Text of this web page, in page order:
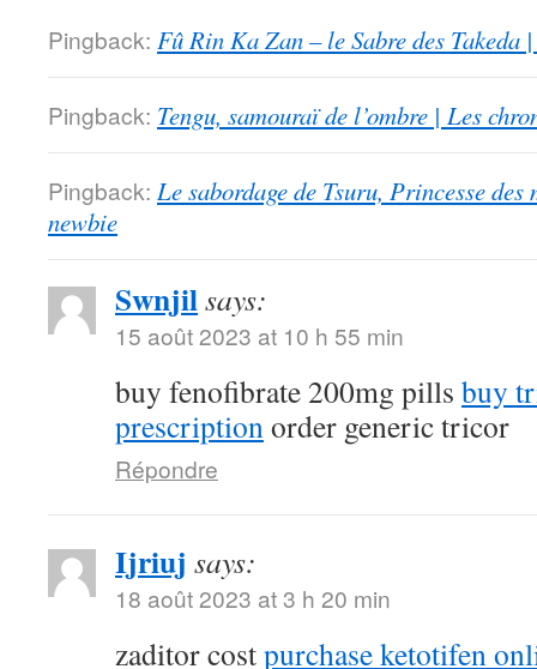
Pingback: Fû Rin Ka Zan – le Sabre des Takeda
Pingback: Tengu, samouraï de l’ombre | Les
Pingback: Le sabordage de Tsuru, Princesse
newbie
Swnjilsays:
15 août 2023 at 10 h 55 min
buy fenofibrate 200mg pills buy
prescriptionorder generic tricor
Répondre
Ijriuj says:
18 août 2023 at 3 h 20 min
zaditor costpurchase ketotifen